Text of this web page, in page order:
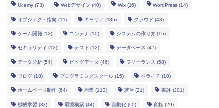
Udemy (73) Webデザイン (40) Wix (16) WordPress (14)
オブジェクト指向 (11) キャリア (185) クラウド (43)
ゲーム開発 (12) コンテナ (10) システムの作り方 (15)
セキュリティ (12) テスト (12) データベース (47)
データ分析 (54) ビッグデータ (46) フリーランス (58)
ブログ (18) プログラミングスクール (15) ペライチ (10)
ホームページ制作 (64) 副業 (113) 就活 (21) 書評 (201)
機械学習 (33) 環境構築 (44) 自動化 (60) 資格 (29)